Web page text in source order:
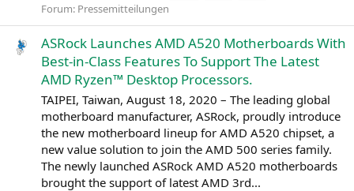
Forum: Pressemitteilungen
ASRock Launches AMD A520 Motherboards With
Best-in-Class Features To Support The Latest
AMD Ryzen™ Desktop Processors.
TAIPEI, Taiwan, August 18, 2020 – The leading global
motherboard manufacturer, ASRock, proudly introduce
the new motherboard lineup for AMD A520 chipset, a
new value solution to join the AMD 500 series family.
The newly launched ASRock AMD A520 motherboards
brought the support of latest AMD 3rd...